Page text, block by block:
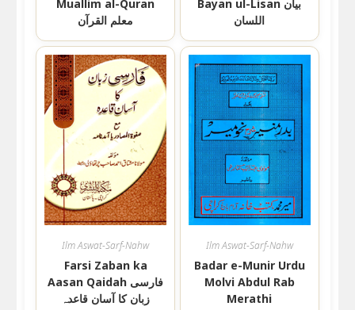
Muallim al-Quran
معلم القرآن
Bayan ul-Lisan بیان
اللسان
Ilm Aswat-Sarf-Nahw
Farsi Zaban ka
Aasan Qaidah فارسی
زبان کا آسان قاعدہ
Ilm Aswat-Sarf-Nahw
Badar e-Munir Urdu
Molvi Abdul Rab
Merathi